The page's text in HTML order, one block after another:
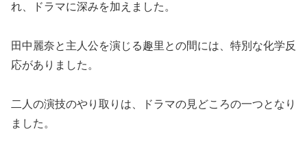
れ、ドラマに深みを加えました。
田中麗奈と主人公を演じる趣里との間には、特別な化学反
応がありました。
二人の演技のやり取りは、ドラマの見どころの一つとなり
ました。